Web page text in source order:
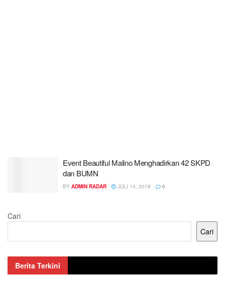
Event Beautiful Malino Menghadirkan 42 SKPD
dan BUMN
BY ADMIN RADAR JULI 14, 2018 0
Cari
Cari
Berita Terkini